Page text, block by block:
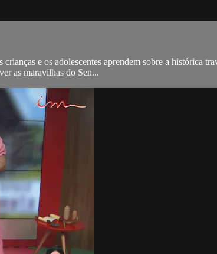
e os adolescentes aprendem sobre a histórica
as maravilhas do Sen...